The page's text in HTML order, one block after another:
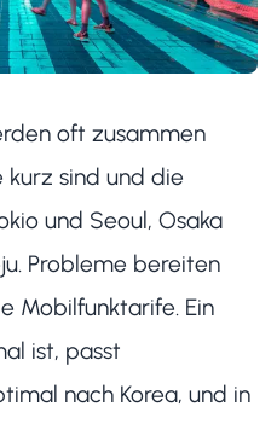
oft zusammen
kurz sind und die
und Seoul, Osaka
Probleme bereiten
Mobilfunktarife. Ein
ist, passt
nach Korea, und in